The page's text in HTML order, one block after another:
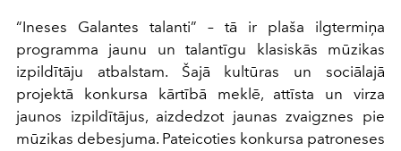
“Ineses Galantes talanti” – tā ir plaša ilgtermiņa
programma jaunu un talantīgu klasiskās mūzikas
izpildītāju atbalstam. Šajā kultūras un sociālajā
projektā konkursa kārtībā meklē, attīsta un virza
jaunos izpildītājus, aizdedzot jaunas zvaigznes pie
mūzikas debesjuma. Pateicoties konkursa patroneses